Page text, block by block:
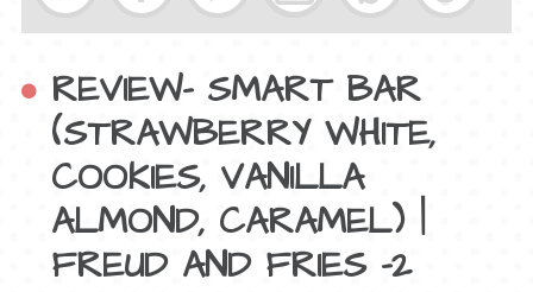
REVIEW- SMART BAR
(STRAWBERRY WHITE,
COOKIES, VANILLA
ALMOND, CARAMEL) |
FREUD AND FRIES -2